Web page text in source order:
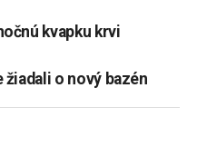
kvapku krvi
žiadali o nový bazén